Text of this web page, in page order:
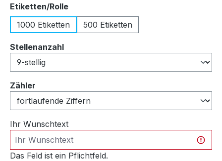
Etiketten/Rolleauswählen
1000 Etiketten
500 Etiketten
Stellenanzahlauswählen
Zähler
Ihr Wunschtext
Das Feld ist ein Pflichtfeld.